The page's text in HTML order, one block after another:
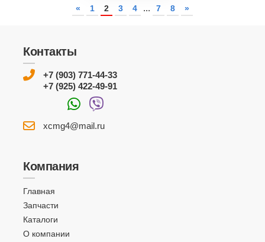
« 1 2 3 4 ... 7 8 »
Контакты
+7 (903) 771-44-33
+7 (925) 422-49-91
xcmg4@mail.ru
Компания
Главная
Запчасти
Каталоги
О компании